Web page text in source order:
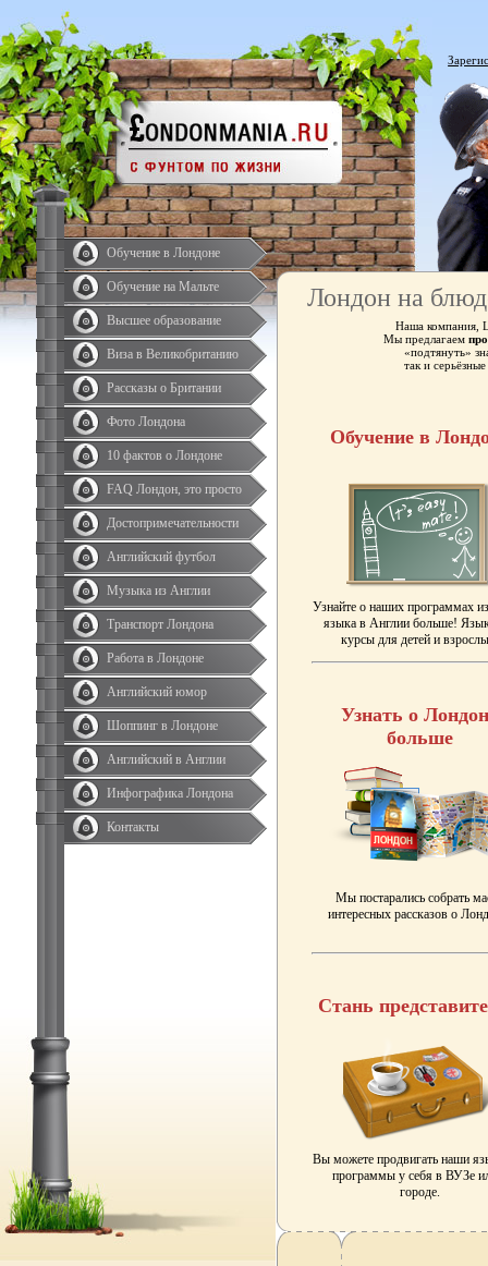
Обучение в Лондоне
Обучение на Мальте
Высшее образование
Виза в Великобританию
Рассказы о Британии
Фото Лондона
10 фактов о Лондоне
FAQ Лондон, это просто
Достопримечательности
Английский футбол
Музыка из Англии
Транспорт Лондона
Работа в Лондоне
Английский юмор
Шоппинг в Лондоне
Английский в Англии
Инфографика Лондона
Контакты
Лондон на
Наша компания,
Мы предлагаем
«подтянуть»
так и
Обучение в
Узнайте о наших программах
языка в Англии больше!
курсы для детей и
Узнать о
больше
Мы постарались собрать
интересных рассказов о
Стань
Вы можете продвигать наши
программы у себя в ВУЗе
городе.